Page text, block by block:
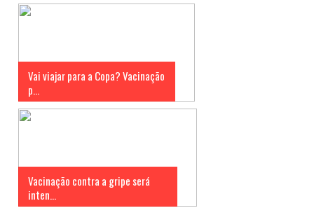
Vai viajar para a Copa? Vacinação
p...
Vacinação contra a gripe será
inten...